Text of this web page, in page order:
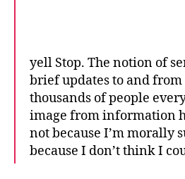
yell Stop. The notion of
brief updates to and from
thousands of people
image from information
not because I’m morally
because I don’t think I